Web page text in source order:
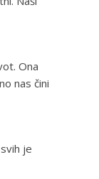
Ona
nas čini
je